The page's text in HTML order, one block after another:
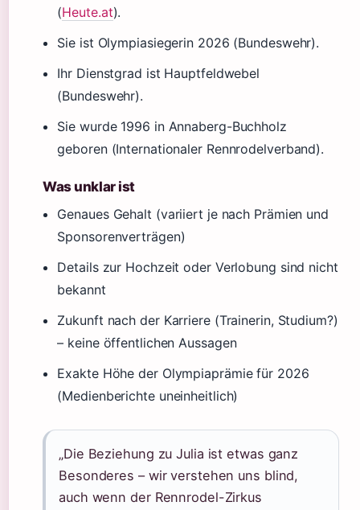
(Heute.at).
Sie ist Olympiasiegerin 2026 (Bundeswehr).
Ihr Dienstgrad ist Hauptfeldwebel
(Bundeswehr).
Sie wurde 1996 in Annaberg-Buchholz
geboren (Internationaler Rennrodelverband).
Was unklar ist
Genaues Gehalt (variiert je nach Prämien und
Sponsorenverträgen)
Details zur Hochzeit oder Verlobung sind nicht
bekannt
Zukunft nach der Karriere (Trainerin, Studium?)
– keine öffentlichen Aussagen
Exakte Höhe der Olympiaprämie für 2026
(Medienberichte uneinheitlich)
„Die Beziehung zu Julia ist etwas ganz
Besonderes – wir verstehen uns blind,
auch wenn der Rennrodel-Zirkus